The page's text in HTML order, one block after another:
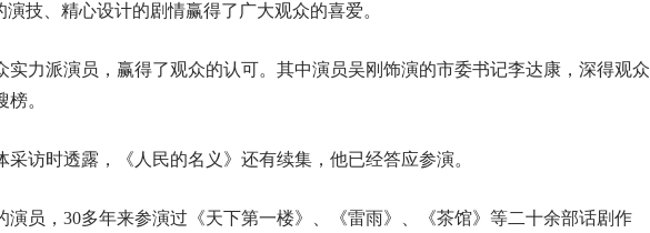
演技、精心设计的剧情赢得了广大观众的喜爱。
实力派演员，赢得了观众的认可。其中演员吴刚饰演的市委书记李达康，深得观众
。
采访时透露，《人民的名义》还有续集，他已经答应参演。
演员，30多年来参演过《天下第一楼》、《雷雨》、《茶馆》等二十余部话剧作